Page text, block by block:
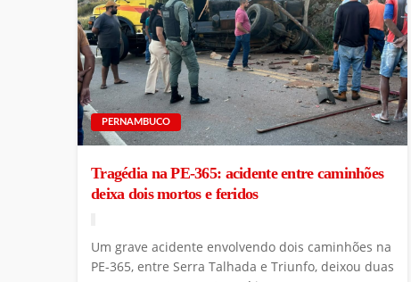
PERNAMBUCO
Tragédia na PE-365: acidente entre caminhões
deixa dois mortos e feridos
Um grave acidente envolvendo dois caminhões na
PE-365, entre Serra Talhada e Triunfo, deixou duas